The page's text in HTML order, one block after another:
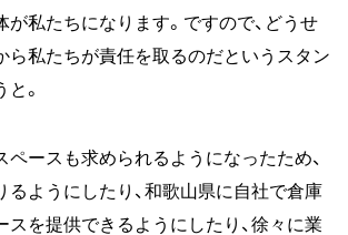
が私たちになります。ですので、どうせ
ら私たちが責任を取るのだというスタン
。
ペースも求められるようになったため、
るようにしたり、和歌山県に自社で倉庫
スを提供できるようにしたり、徐々に業